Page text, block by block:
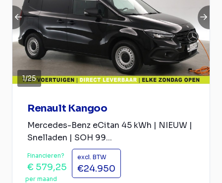
1/25
Renault Kangoo
Mercedes-Benz eCitan 45 kWh | NIEUW |
Snelladen | SOH 99...
Financieren?
€ 579,25
per maand
excl. BTW
€24.950